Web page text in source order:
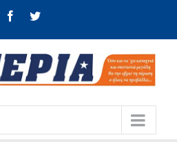
FacebookTwitter